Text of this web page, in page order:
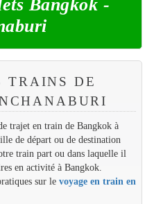
Bangkok -
TRAINS DE
trajet en train de Bangkok à
de départ ou de destination
train part ou dans laquelle il
en activité à Bangkok.
sur le voyage en train en